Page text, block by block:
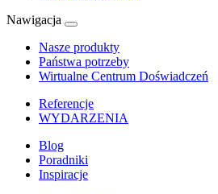
Nawigacja
Nasze produkty
Państwa potrzeby
Wirtualne Centrum Doświadczeń
Referencje
WYDARZENIA
Blog
Poradniki
Inspiracje